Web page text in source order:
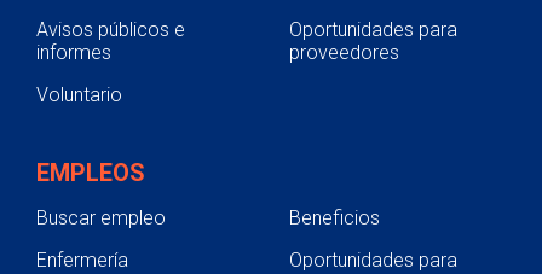
Avisos públicos e
informes
Oportunidades para
proveedores
Voluntario
EMPLEOS
Buscar empleo
Beneficios
Enfermería
Oportunidades para